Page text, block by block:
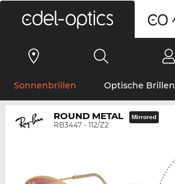
Sonnenbrillen Optische Brillen
ROUND METAL
RB3447 - 112/Z2
Mirrored